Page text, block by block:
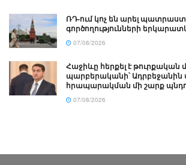
ՌԴ-ում կոչ են արել
գործողությունների
07/08/2026
Հաջիևը հերքել է
պարբերականի՝ Ադրբեջանին
հրապարակման մի շարք
07/08/2026